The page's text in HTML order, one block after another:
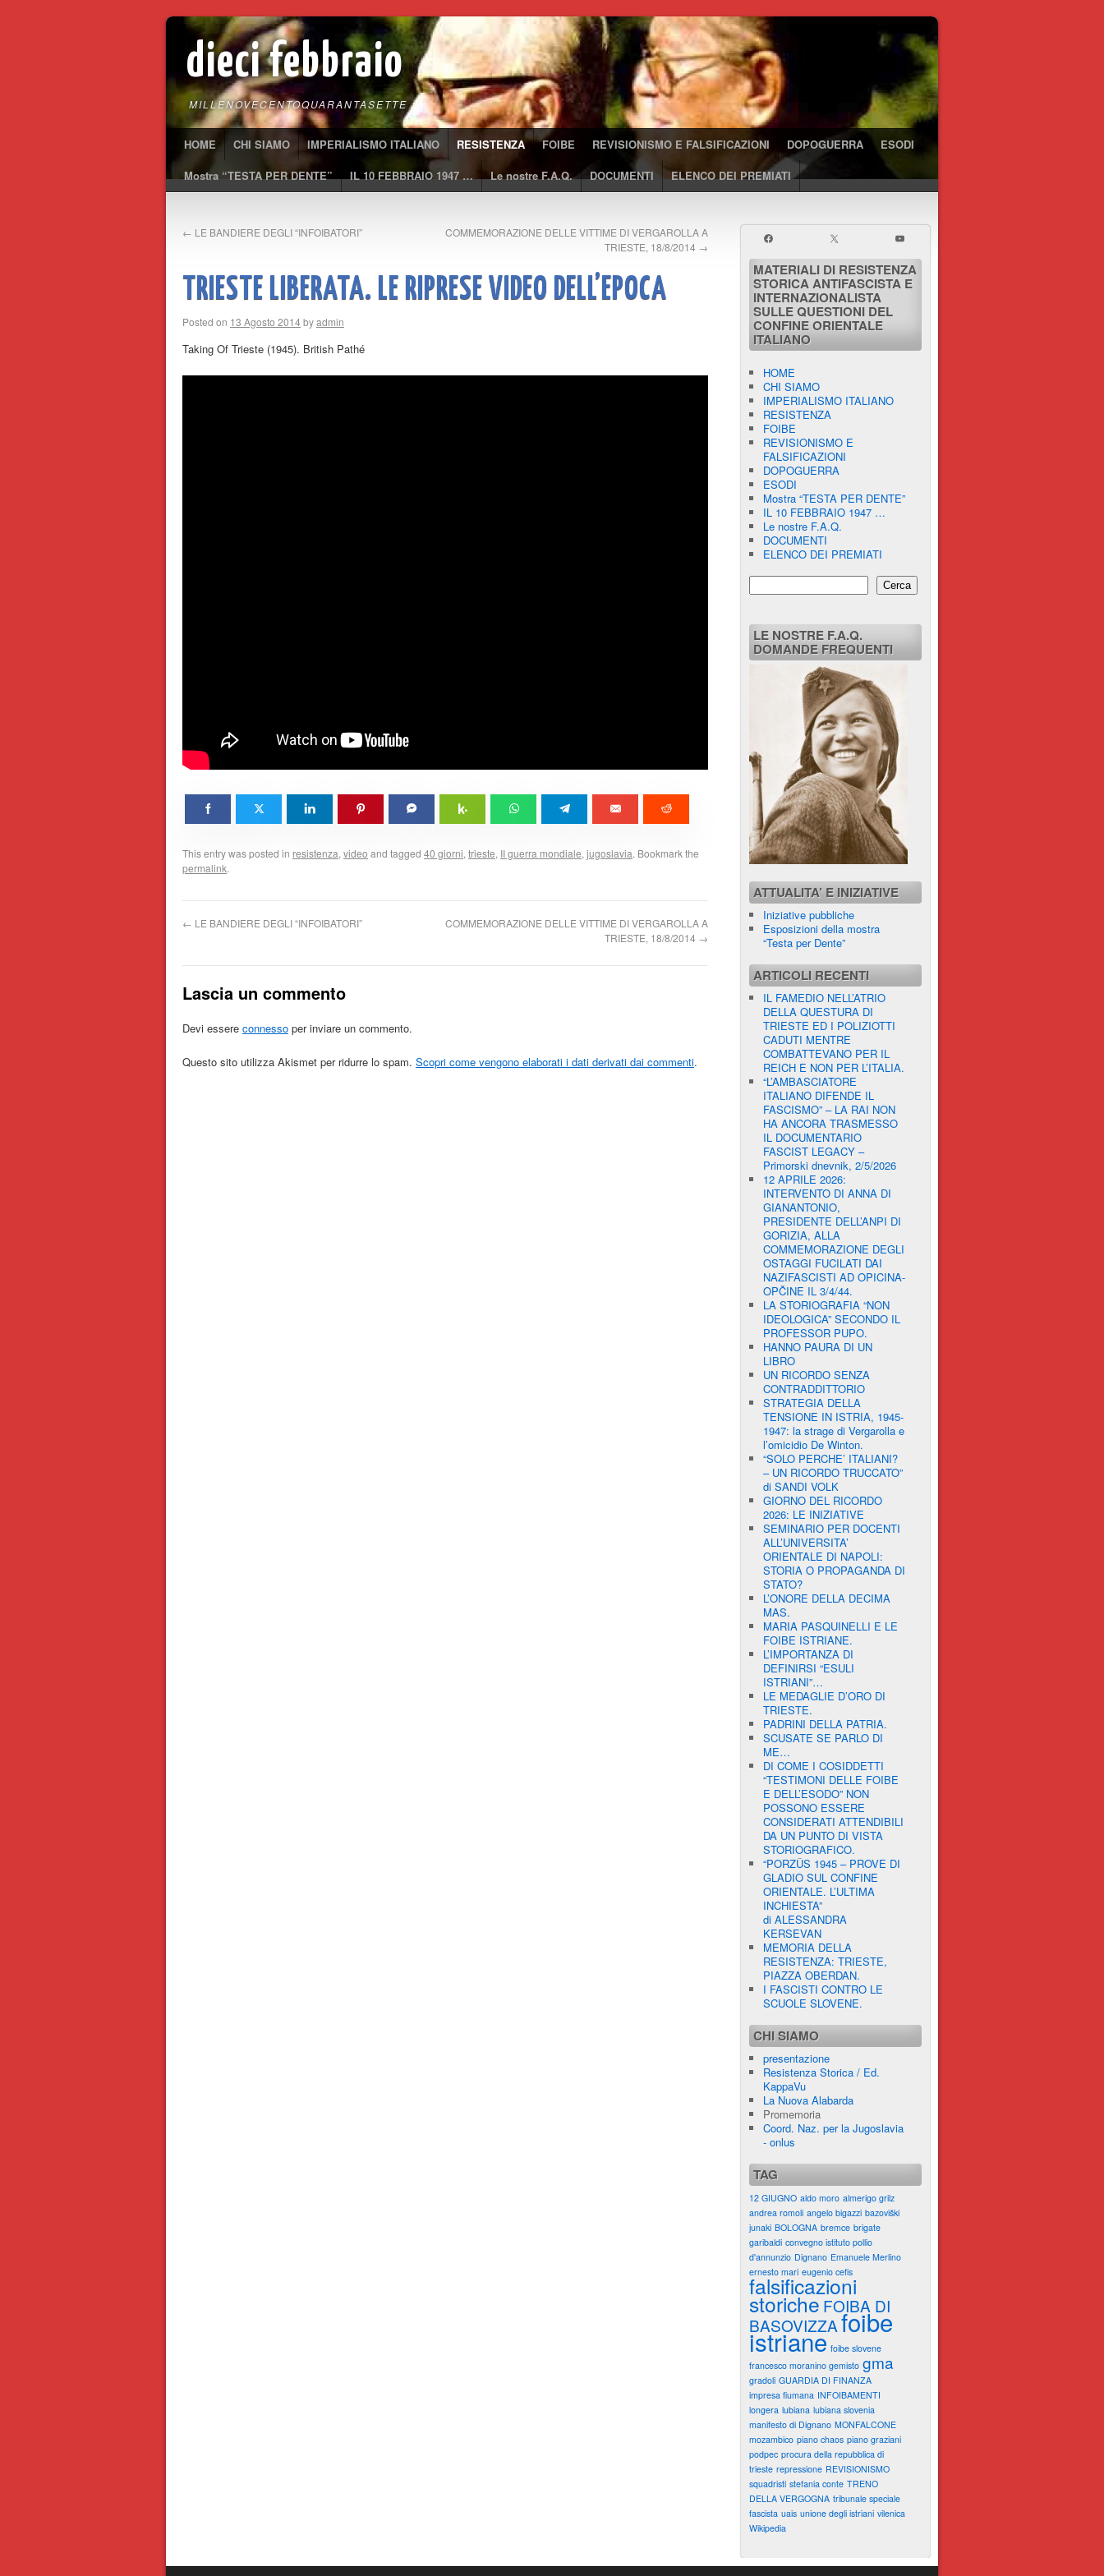
dieci febbraio
MILLENOVECENTOQUARANTASETTE
HOME CHI SIAMO IMPERIALISMO ITALIANO RESISTENZA FOIBE REVISIONISMO E FALSIFICAZIONI DOPOGUERRA
ESODI
Mostra “TESTA PER DENTE”
IL 10 FEBBRAIO 1947 … Le nostre F.A.Q. DOCUMENTI ELENCO DEI PREMIATI
← LE BANDIERE DEGLI “INFOIBATORI”
COMMEMORAZIONE DELLE VITTIME DI VERGAROLLA A
TRIESTE, 18/8/2014 →
TRIESTE LIBERATA. LE RIPRESE VIDEO DELL’EPOCA
Posted on 13 Agosto 2014byadmin
Taking Of Trieste (1945). British Pathé
This entry was posted in resistenza, video and tagged 40 giorni, trieste, II guerra mondiale, jugoslavia. Bookmark the
permalink.
← LE BANDIERE DEGLI “INFOIBATORI”
COMMEMORAZIONE DELLE VITTIME DI VERGAROLLA A
TRIESTE, 18/8/2014 →
Lascia un commento
Devi essere connesso per inviare un commento.
Questo sito utilizza Akismet per ridurre lo spam. Scopri come vengono elaborati i dati derivati dai commenti.
MATERIALI DI RESISTENZA
STORICA ANTIFASCISTA E
INTERNAZIONALISTA
SULLE QUESTIONI DEL
CONFINE ORIENTALE
ITALIANO
HOME
CHI SIAMO
IMPERIALISMO ITALIANO
RESISTENZA
FOIBE
REVISIONISMO E
FALSIFICAZIONI
DOPOGUERRA
ESODI
Mostra “TESTA PER DENTE”
IL 10 FEBBRAIO 1947 …
Le nostre F.A.Q.
DOCUMENTI
ELENCO DEI PREMIATI
Cerca
LE NOSTRE F.A.Q.
DOMANDE FREQUENTI
ATTUALITA’ E INIZIATIVE
Iniziative pubbliche
Esposizioni della mostra
“Testa per Dente”
ARTICOLI RECENTI
IL FAMEDIO NELL’ATRIO
DELLA QUESTURA DI
TRIESTE ED I POLIZIOTTI
CADUTI MENTRE
COMBATTEVANO PER IL
REICH E NON PER L’ITALIA.
“L’AMBASCIATORE
ITALIANO DIFENDE IL
FASCISMO” – LA RAI NON
HA ANCORA TRASMESSO
IL DOCUMENTARIO
FASCIST LEGACY –
Primorski dnevnik, 2/5/2026
12 APRILE 2026:
INTERVENTO DI ANNA DI
GIANANTONIO,
PRESIDENTE DELL’ANPI DI
GORIZIA, ALLA
COMMEMORAZIONE DEGLI
OSTAGGI FUCILATI DAI
NAZIFASCISTI AD OPICINA-
OPČINE IL 3/4/44.
LA STORIOGRAFIA “NON
IDEOLOGICA” SECONDO IL
PROFESSOR PUPO.
HANNO PAURA DI UN
LIBRO
UN RICORDO SENZA
CONTRADDITTORIO
STRATEGIA DELLA
TENSIONE IN ISTRIA, 1945-
1947: la strage di Vergarolla e
l’omicidio De Winton.
“SOLO PERCHE’ ITALIANI?
– UN RICORDO TRUCCATO”
di SANDI VOLK
GIORNO DEL RICORDO
2026: LE INIZIATIVE
SEMINARIO PER DOCENTI
ALL’UNIVERSITA’
ORIENTALE DI NAPOLI:
STORIA O PROPAGANDA DI
STATO?
L’ONORE DELLA DECIMA
MAS.
MARIA PASQUINELLI E LE
FOIBE ISTRIANE.
L’IMPORTANZA DI
DEFINIRSI “ESULI
ISTRIANI”…
LE MEDAGLIE D’ORO DI
TRIESTE.
PADRINI DELLA PATRIA.
SCUSATE SE PARLO DI
ME…
DI COME I COSIDDETTI
“TESTIMONI DELLE FOIBE
E DELL’ESODO” NON
POSSONO ESSERE
CONSIDERATI ATTENDIBILI
DA UN PUNTO DI VISTA
STORIOGRAFICO.
“PORZÛS 1945 – PROVE DI
GLADIO SUL CONFINE
ORIENTALE. L’ULTIMA
INCHIESTA”
di ALESSANDRA
KERSEVAN
MEMORIA DELLA
RESISTENZA: TRIESTE,
PIAZZA OBERDAN.
I FASCISTI CONTRO LE
SCUOLE SLOVENE.
CHI SIAMO
presentazione
Resistenza Storica / Ed.
KappaVu
La Nuova Alabarda
Promemoria
Coord. Naz. per la Jugoslavia
- onlus
TAG
12 GIUGNO aldo moro almerigo grilz
andrea romoli angelo bigazzi bazoviški
junaki BOLOGNA bremce brigate
garibaldi convegno istituto pollio
d'annunzio Dignano Emanuele Merlino
ernesto mari eugenio cefis
falsificazioni
storicheFOIBA DI
BASOVIZZAfoibe
istriane foibe slovene
francesco moranino gemisto gma
gradoli GUARDIA DI FINANZA
impresa fiumana INFOIBAMENTI
longera lubiana lubiana slovenia
manifesto di Dignano MONFALCONE
mozambico piano chaos piano graziani
podpec procura della repubblica di
trieste repressione REVISIONISMO
squadristi stefania conte TRENO
DELLA VERGOGNA tribunale speciale
fascista uais unione degli istriani vilenica
Wikipedia